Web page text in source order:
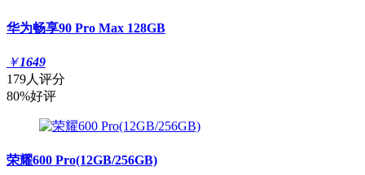
华为畅享90 Pro Max 128GB
￥1649
179人评分
80%好评
荣耀600 Pro(12GB/256GB)